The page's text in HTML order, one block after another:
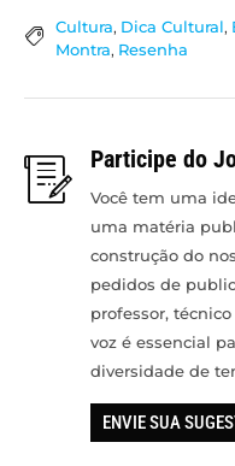
Cultura, Dica Cultural,
Montra, Resenha
Participe do
Você tem uma
uma matéria
construção do
pedidos de
professor,
voz é essencial
diversidade de
ENVIE SUA